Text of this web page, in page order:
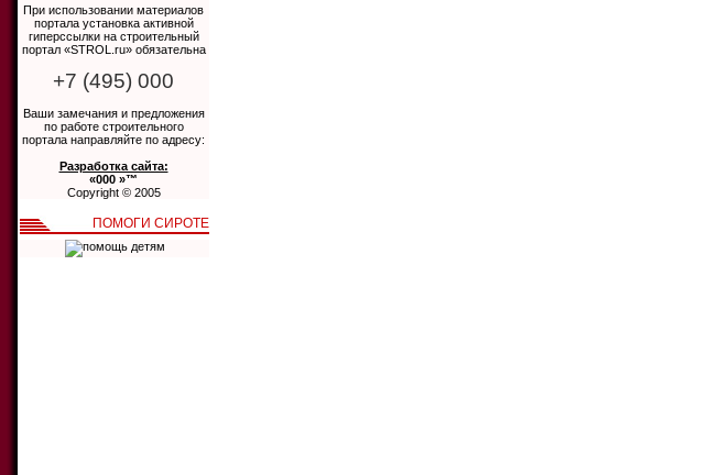
При использовании материалов
портала установка активной
гиперссылки на строительный
портал «STROL.ru» обязательна
+7 (495) 000
Ваши замечания и предложения
по работе строительного
портала направляйте по адресу:
Разработка сайта:
«000 »™
Copyright © 2005
ПОМОГИ СИРОТЕ